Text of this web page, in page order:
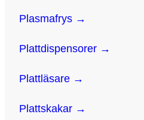
Plasmafrys →
Plattdispensorer →
Plattläsare →
Plattskakar →